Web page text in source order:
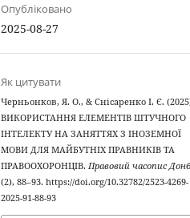
Опубліковано
2025-08-27
Як цитувати
Черньонков, Я. О., & Cнісаренко І. Є.
ВИКОРИСТАННЯ ЕЛЕМЕНТІВ ШТУЧНОГО
ІНТЕЛЕКТУ НА ЗАНЯТТЯХ З ІНОЗЕМНОЇ
МОВИ ДЛЯ МАЙБУТНІХ ПРАВНИКІВ ТА
ПРАВООХОРОНЦІВ.Правовий часопис
(2), 88–93. https://doi.org/10.32782/2523-4269-
2025-91-88-93